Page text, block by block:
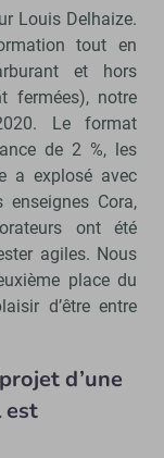
Louis Delhaize.
tout en
et hors
fermées), notre
Le format
de 2 %, les
a explosé avec
Cora,
ont été
agiles. Nous
place du
d’être entre
d’une
est